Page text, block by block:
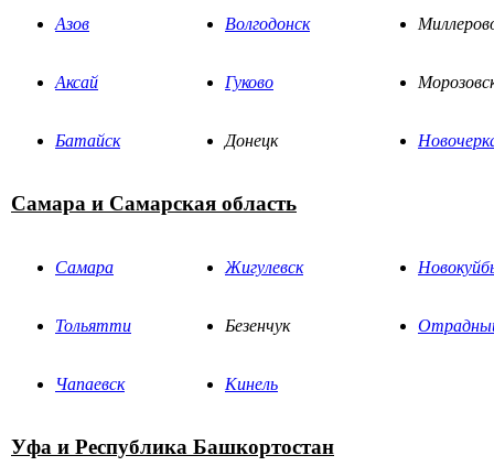
Азов Волгодонск
Аксай Гуково
Батайск Донецк
Самара и Самарская область
Самара Жигулевск
Тольятти Безенчук
Чапаевск Кинель
Уфа и Республика Башкортостан